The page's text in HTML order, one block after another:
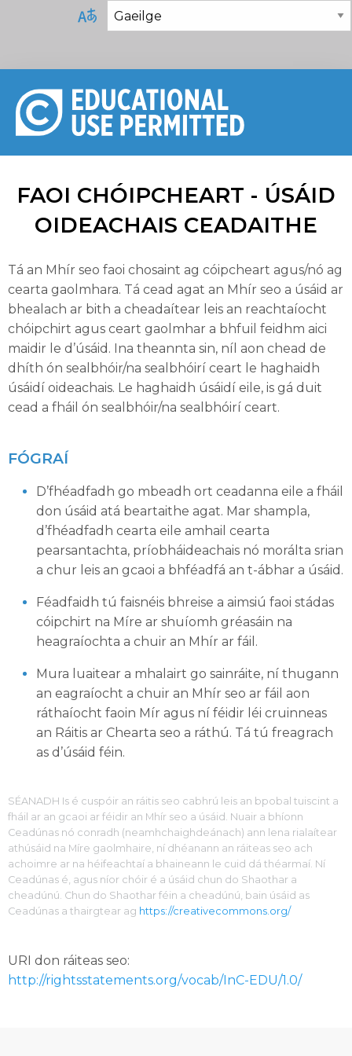
FAOI CHÓIPCHEART - ÚSÁID
OIDEACHAIS CEADAITHE
Tá an Mhír seo faoi chosaint ag cóipcheart agus/nó ag
cearta gaolmhara. Tá cead agat an Mhír seo a úsáid ar
bhealach ar bith a cheadaítear leis an reachtaíocht
chóipchirt agus ceart gaolmhar a bhfuil feidhm aici
maidir le d’úsáid. Ina theannta sin, níl aon chead de
dhíth ón sealbhóir/na sealbhóirí ceart le haghaidh
úsáidí oideachais. Le haghaidh úsáidí eile, is gá duit
cead a fháil ón sealbhóir/na sealbhóirí ceart.
FÓGRAÍ
D’fhéadfadh go mbeadh ort ceadanna eile a fháil
don úsáid atá beartaithe agat. Mar shampla,
d’fhéadfadh cearta eile amhail cearta
pearsantachta, príobháideachais nó morálta srian
a chur leis an gcaoi a bhféadfá an t-ábhar a úsáid.
Féadfaidh tú faisnéis bhreise a aimsiú faoi stádas
cóipchirt na Míre ar shuíomh gréasáin na
heagraíochta a chuir an Mhír ar fáil.
Mura luaitear a mhalairt go sainráite, ní thugann
an eagraíocht a chuir an Mhír seo ar fáil aon
ráthaíocht faoin Mír agus ní féidir léi cruinneas
an Ráitis ar Chearta seo a ráthú. Tá tú freagrach
as d’úsáid féin.
SÉANADH Is é cuspóir an ráitis seo cabhrú leis an bpobal tuiscint a
fháil ar an gcaoi ar féidir an Mhír seo a úsáid. Nuair a bhíonn
Ceadúnas nó conradh (neamhchaighdeánach) ann lena rialaítear
athúsáid na Míre gaolmhaire, ní dhéanann an ráiteas seo ach
achoimre ar na héifeachtaí a bhaineann le cuid dá théarmaí. Ní
Ceadúnas é, agus níor chóir é a úsáid chun do Shaothar a
cheadúnú. Chun do Shaothar féin a cheadúnú, bain úsáid as
Ceadúnas a thairgtear ag https://creativecommons.org/
URI don ráiteas seo:
http://rightsstatements.org/vocab/InC-EDU/1.0/